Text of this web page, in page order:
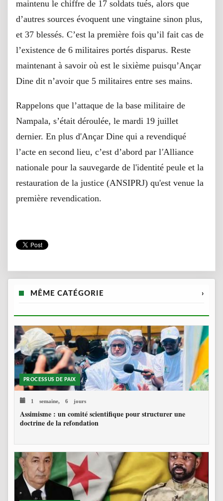
maintenu le chiffre de 17 soldats tués, alors que
d’autres sources évoquent une vingtaine sinon plus,
et 37 blessés. C’est la première fois qu’il fait cas de
l’existence de 6 militaires portés disparus. Reste
maintenant à savoir où est le sixième puisqu’Ançar
Dine dit n’avoir que 5 militaires entre ses mains.
Rappelons que l’attaque de la base militaire de
Nampala, s’était déroulée, le mardi 19 juillet
dernier. En plus d'Ançar Dine qui a revendiqué
l’acte en second lieu, c’est d’abord par l'Alliance
nationale pour la sauvegarde de l'identité peule et la
restauration de la justice (ANSIPRJ) qu'est venue la
première revendication.
MÊME CATÉGORIE ›
PROCESSUS DE PAIX
1 semaine, 6 jours
Assimisme : un comité scientifique pour structurer une
doctrine de la refondation